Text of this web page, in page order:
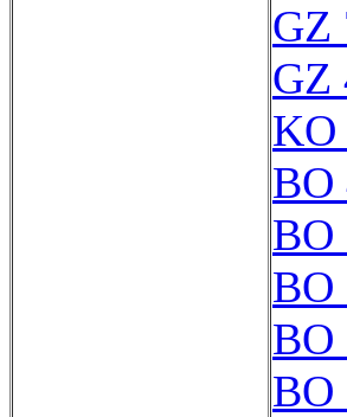
GZ
GZ
KO
BO
BO
BO
BO
BO